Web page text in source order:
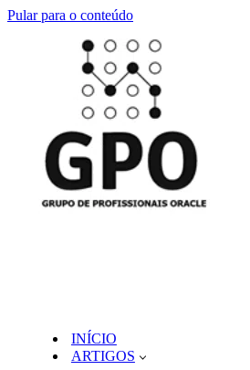
Pular para o conteúdo
INÍCIO
ARTIGOS